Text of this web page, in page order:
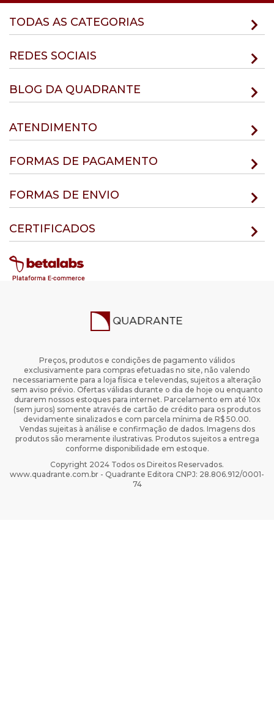
TODAS AS CATEGORIAS
REDES SOCIAIS
BLOG DA QUADRANTE
ATENDIMENTO
FORMAS DE PAGAMENTO
FORMAS DE ENVIO
CERTIFICADOS
Preços, produtos e condições de pagamento válidos
exclusivamente para compras efetuadas no site, não valendo
necessariamente para a loja física e televendas, sujeitos a alteração
sem aviso prévio. Ofertas válidas durante o dia de hoje ou enquanto
durarem nossos estoques para internet. Parcelamento em até 10x
(sem juros) somente através de cartão de crédito para os produtos
devidamente sinalizados e com parcela mínima de R$ 50.00.
Vendas sujeitas à análise e confirmação de dados. Imagens dos
produtos são meramente ilustrativas. Produtos sujeitos a entrega
conforme disponibilidade em estoque.
Copyright 2024 Todos os Direitos Reservados.
www.quadrante.com.br - Quadrante Editora CNPJ: 28.806.912/0001-
74